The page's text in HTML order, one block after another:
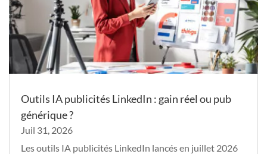
Outils IA publicités LinkedIn : gain réel ou pub
générique ?
Juil 31, 2026
Les outils IA publicités LinkedIn lancés en juillet 2026